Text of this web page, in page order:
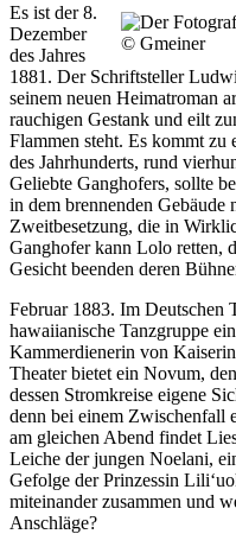
© Gmeiner
Es ist der 8.
Dezember
des Jahres
1881. Der Schriftsteller
seinem neuen Heimatroman
rauchigen Gestank und eilt
Flammen steht. Es kommt zu
des Jahrhunderts, rund
Geliebte Ganghofers, sollte
in dem brennenden
Zweitbesetzung, die in
Ganghofer kann Lolo retten,
Gesicht beenden deren
Februar 1883. Im Deutschen
hawaiianische Tanzgruppe
Kammerdienerin von
Theater bietet ein Novum,
dessen Stromkreise eigene
denn bei einem Zwischenfall
am gleichen Abend findet
Leiche der jungen Noelani,
Gefolge der Prinzessin
miteinander zusammen und
Anschläge?